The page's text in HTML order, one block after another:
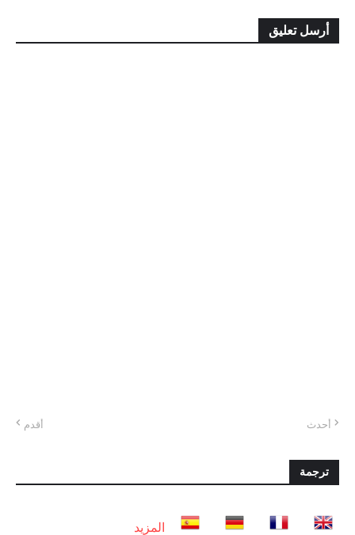
أرسل تعليق
أحدث أقدم
ترجمة
المزيد